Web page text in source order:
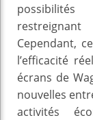
Cependant,
l’efficacité
écrans de
nouvelles
activités